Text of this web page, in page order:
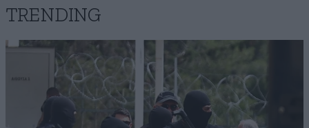
TRENDING